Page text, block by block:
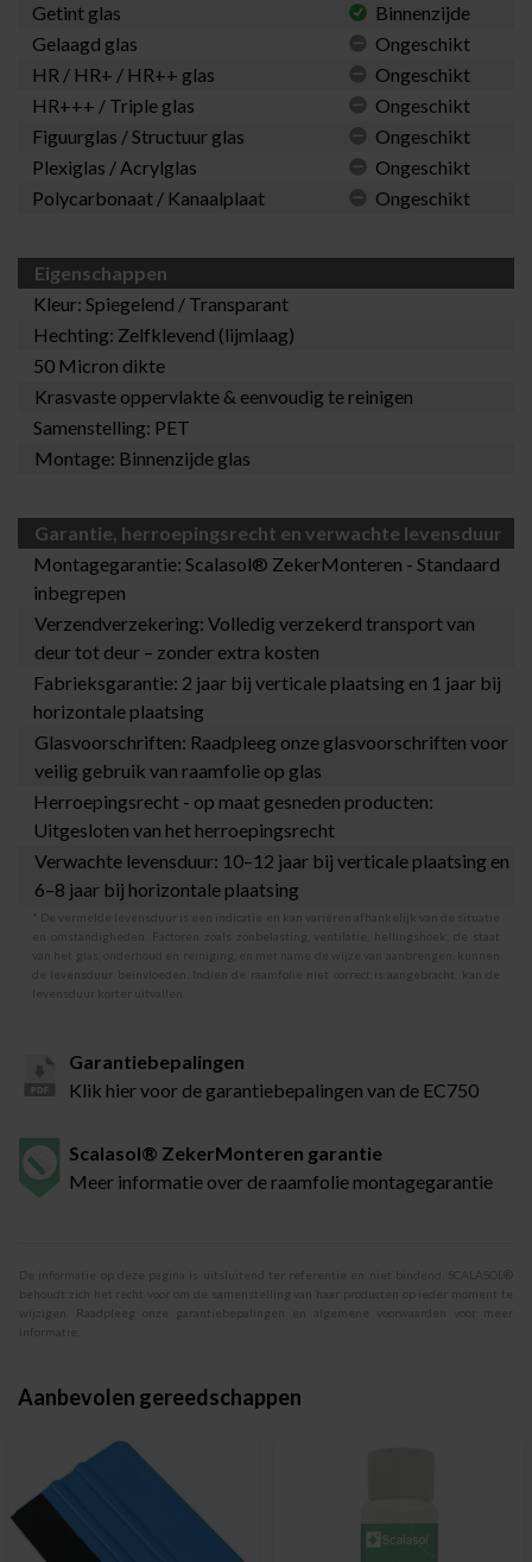
Getint glas
Binnenzijde
Gelaagd glas
Ongeschikt
HR / HR+ / HR++ glas
Ongeschikt
HR+++ / Triple glas
Ongeschikt
Figuurglas / Structuur glas
Ongeschikt
Plexiglas / Acrylglas
Ongeschikt
Polycarbonaat / Kanaalplaat
Ongeschikt
Eigenschappen
Kleur: Spiegelend / Transparant
Hechting: Zelfklevend (lijmlaag)
50 Micron dikte
Krasvaste oppervlakte & eenvoudig te reinigen
Samenstelling: PET
Montage: Binnenzijde glas
Garantie, herroepingsrecht en verwachte levensduur
Montagegarantie: Scalasol® ZekerMonteren - Standaard
inbegrepen
Verzendverzekering: Volledig verzekerd transport van
deur tot deur – zonder extra kosten
Fabrieksgarantie: 2 jaar bij verticale plaatsing en 1 jaar bij
horizontale plaatsing
Glasvoorschriften: Raadpleeg onze glasvoorschriften voor
veilig gebruik van raamfolie op glas
Herroepingsrecht - op maat gesneden producten:
Uitgesloten van het herroepingsrecht
Verwachte levensduur: 10–12 jaar bij verticale plaatsing en
6–8 jaar bij horizontale plaatsing
* De vermelde levensduur is een indicatie en kan variëren afhankelijk van de situatie
en omstandigheden. Factoren zoals zonbelasting, ventilatie, hellingshoek, de staat
van het glas, onderhoud en reiniging, en met name de wijze van aanbrengen, kunnen
de levensduur beïnvloeden. Indien de raamfolie niet correct is aangebracht, kan de
levensduur korter uitvallen.
Garantiebepalingen
Klik hier voor de garantiebepalingen van de EC750
Scalasol® ZekerMonteren garantie
Meer informatie over de raamfolie montagegarantie
De informatie op deze pagina is uitsluitend ter referentie en niet bindend. SCALASOL®
behoudt zich het recht voor om de samenstelling van haar producten op ieder moment te
wijzigen. Raadpleeg onze garantiebepalingen en algemene voorwaarden voor meer
informatie.
Aanbevolen gereedschappen